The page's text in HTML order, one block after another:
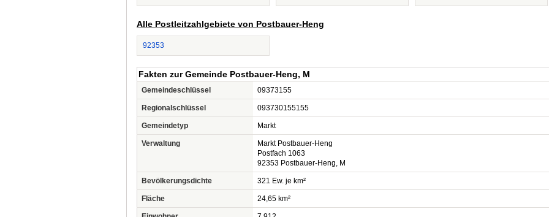
Alle Postleitzahlgebiete von Postbauer-Heng
92353
Fakten zur Gemeinde Postbauer-Heng, M
Gemeindeschlüssel 09373155
Regionalschlüssel 093730155155
Gemeindetyp Markt
Verwaltung
Markt Postbauer-Heng
Postfach 1063
92353 Postbauer-Heng, M
Bevölkerungsdichte 321 Ew. je km²
Fläche 24,65 km²